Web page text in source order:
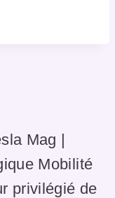
Mag |
Mobilité
privilégié de